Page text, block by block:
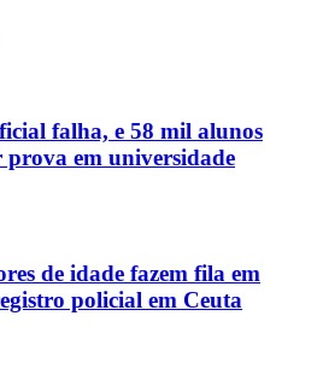
falha, e 58 mil alunos
prova em universidade
de idade fazem fila em
policial em Ceuta